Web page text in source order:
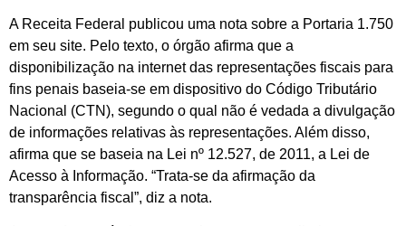
A Receita Federal publicou uma nota sobre a Portaria 1.750
em seu site. Pelo texto, o órgão afirma que a
disponibilização na internet das representações fiscais para
fins penais baseia-se em dispositivo do Código Tributário
Nacional (CTN), segundo o qual não é vedada a divulgação
de informações relativas às representações. Além disso,
afirma que se baseia na Lei nº 12.527, de 2011, a Lei de
Acesso à Informação. “Trata-se da afirmação da
transparência fiscal”, diz a nota.